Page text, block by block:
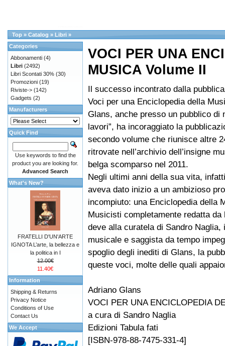
Top » Catalog » Libri »
VOCI PER UNA
MUSICA Volume II
Il successo incontrato dalla
Voci per una Enciclopedia della
Glans, anche presso un pubblico di
lavori”, ha incoraggiato la
secondo volume che riunisce altre
ritrovate nell’archivio dell’insigne
belga scomparso nel 2011.
Negli ultimi anni della sua vita,
aveva dato inizio a un ambizioso
incompiuto: una Enciclopedia della
Musicisti completamente redatta da
deve alla curatela di Sandro Naglia,
musicale e saggista da tempo
spoglio degli inediti di Glans, la
queste voci, molte delle quali
Adriano Glans
VOCI PER UNA ENCICLOPEDIA
a cura di Sandro Naglia
Edizioni Tabula fati
[ISBN-978-88-7475-331-4]
Categories
Abbonamenti (4)
Libri (2492)
Libri Scontati 30% (30)
Promozioni (19)
Riviste-> (142)
Gadgets (2)
Manufacturers
Quick Find
Use keywords to find the
product you are looking for.
Advanced Search
What's New?
FRATELLI D'UN'ARTE
IGNOTA L’arte, la bellezza e
la politica in I
12.00€
11.40€
Information
Shipping & Returns
Privacy Notice
Conditions of Use
Contact Us
We Accept